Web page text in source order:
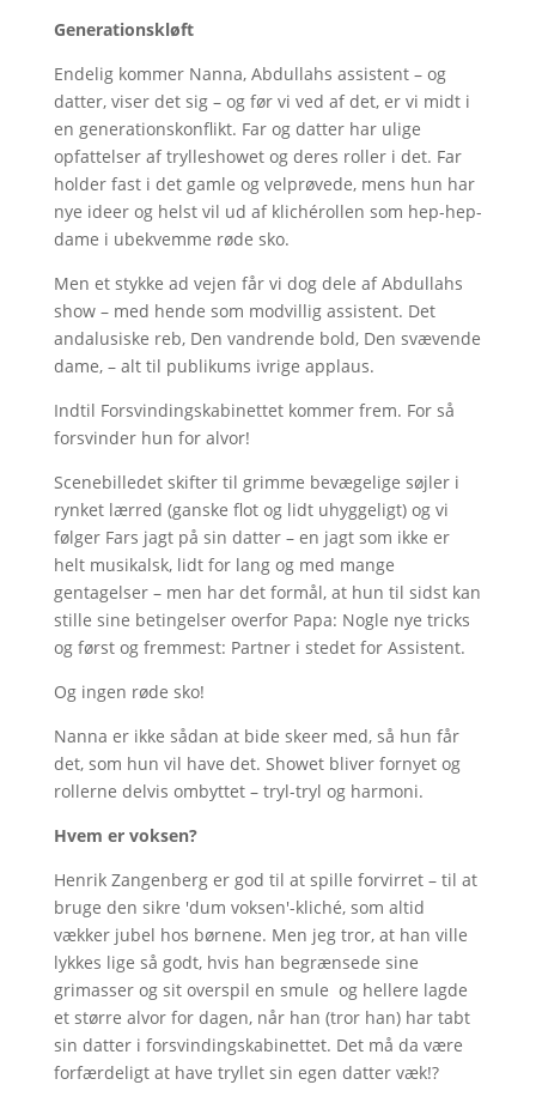
Generationskløft
Endelig kommer Nanna, Abdullahs assistent – og
datter, viser det sig – og før vi ved af det, er vi midt i
en generationskonflikt. Far og datter har ulige
opfattelser af trylleshowet og deres roller i det. Far
holder fast i det gamle og velprøvede, mens hun har
nye ideer og helst vil ud af klichérollen som hep-hep-
dame i ubekvemme røde sko.
Men et stykke ad vejen får vi dog dele af Abdullahs
show – med hende som modvillig assistent. Det
andalusiske reb, Den vandrende bold, Den svævende
dame, – alt til publikums ivrige applaus.
Indtil Forsvindingskabinettet kommer frem. For så
forsvinder hun for alvor!
Scenebilledet skifter til grimme bevægelige søjler i
rynket lærred (ganske flot og lidt uhyggeligt) og vi
følger Fars jagt på sin datter – en jagt som ikke er
helt musikalsk, lidt for lang og med mange
gentagelser – men har det formål, at hun til sidst kan
stille sine betingelser overfor Papa: Nogle nye tricks
og først og fremmest: Partner i stedet for Assistent.
Og ingen røde sko!
Nanna er ikke sådan at bide skeer med, så hun får
det, som hun vil have det. Showet bliver fornyet og
rollerne delvis ombyttet – tryl-tryl og harmoni.
Hvem er voksen?
Henrik Zangenberg er god til at spille forvirret – til at
bruge den sikre 'dum voksen'-kliché, som altid
vækker jubel hos børnene. Men jeg tror, at han ville
lykkes lige så godt, hvis han begrænsede sine
grimasser og sit overspil en smule og hellere lagde
et større alvor for dagen, når han (tror han) har tabt
sin datter i forsvindingskabinettet. Det må da være
forfærdeligt at have tryllet sin egen datter væk!?